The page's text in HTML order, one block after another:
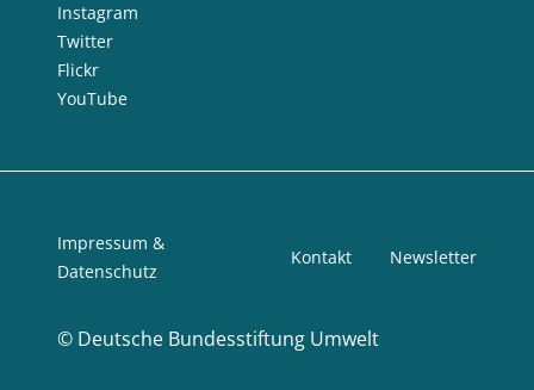
Instagram
Twitter
Flickr
YouTube
© Deutsche Bundesstiftung Umwelt
Impressum &
Datenschutz
Kontakt Newsletter